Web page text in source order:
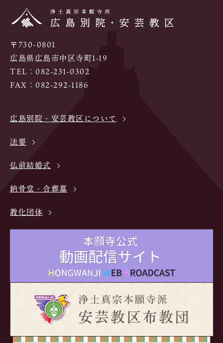
〒730-0801
広島県広島市中区寺町1-19
TEL： 082-231-0302
FAX：082-292-1186
広島別院・安芸教区について
法要
仏前結婚式
納骨堂・合葬墓
教化団体